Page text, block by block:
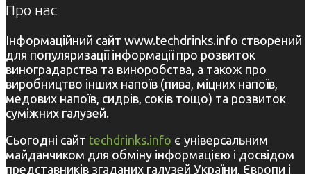
Про нас
Інформаційний сайт www.techdrinks.info створений
для популяризації інформації про розвиток
виноградарства та виноробства, а також про
виробництво інших напоїв (пива, міцних напоїв,
медових напоїв, сидрів, соків тощо) та розвиток
суміжних галузей.
Сьогодні сайт techdrinks.info є універсальним
майданчиком для обміну інформацією і досвідом
представників згаданих галузей України, Європи і